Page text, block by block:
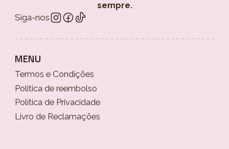
sempre.
Siga-nos
MENU
Termos e Condições
Politica de reembolso
Política de Privacidade
Livro de Reclamações